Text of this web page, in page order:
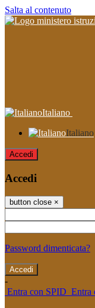
Salta al contenuto
Italiano
Italiano
Accedi
Accedi
button close ×
Password dimenticata?
-
Entra con SPID Entra